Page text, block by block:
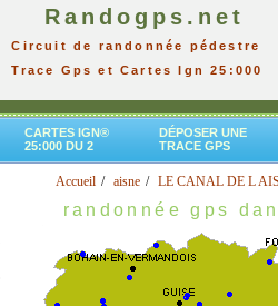
Randogps.net
Circuit de randonnée pédestre
Trace Gps et Cartes Ign 25:000
CARTES IGN®
25:000 DU 2
DÉPOSER UNE
TRACE GPS
Accueil aisne LE CANAL DE L
randonnée gps